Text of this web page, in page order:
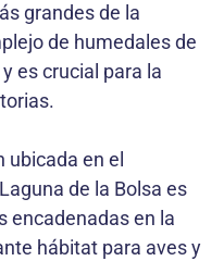
grandes de la
de humedales de
es crucial para la
ubicada en el
de la Bolsa es
encadenadas en la
hábitat para aves y